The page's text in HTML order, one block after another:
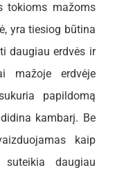
tokioms mažoms
yra tiesiog būtina
daugiau erdvės ir
mažoje erdvėje
papildomą
kambarį. Be
kaip
daugiau